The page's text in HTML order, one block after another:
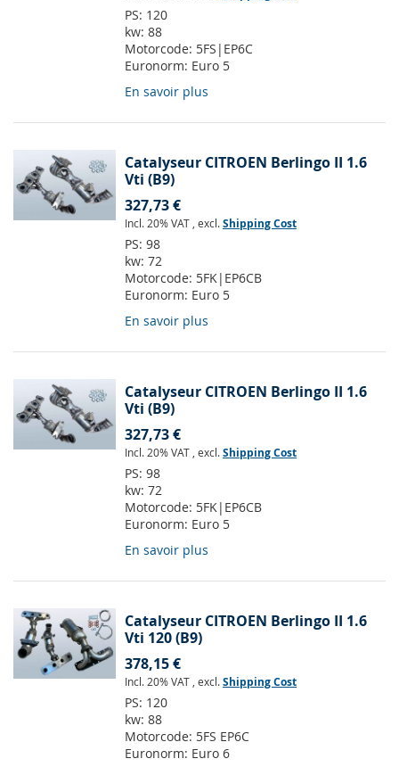
PS: 120
kw: 88
Motorcode: 5FS|EP6C
Euronorm: Euro 5
En savoir plus
Catalyseur CITROEN Berlingo II 1.6
Vti (B9)
327,73 €
Incl. 20% VAT , excl.Shipping Cost
PS: 98
kw: 72
Motorcode: 5FK|EP6CB
Euronorm: Euro 5
En savoir plus
Catalyseur CITROEN Berlingo II 1.6
Vti (B9)
327,73 €
Incl. 20% VAT , excl.Shipping Cost
PS: 98
kw: 72
Motorcode: 5FK|EP6CB
Euronorm: Euro 5
En savoir plus
Catalyseur CITROEN Berlingo II 1.6
Vti 120 (B9)
378,15 €
Incl. 20% VAT , excl.Shipping Cost
PS: 120
kw: 88
Motorcode: 5FS EP6C
Euronorm: Euro 6